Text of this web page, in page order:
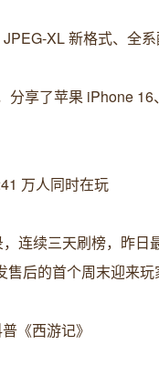
XL 新格式、全
享了苹果 iPhone
万人同时在玩
连续三天刷榜，昨
后的首个周末迎来玩
《西游记》